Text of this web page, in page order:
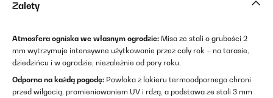
Zalety
Atmosfera ogniska we własnym ogrodzie: Misa ze stali o grubości 2
mm wytrzymuje intensywne użytkowanie przez cały rok – na tarasie,
dziedzińcu i w ogrodzie, niezależnie od pory roku.
Odporna na każdą pogodę: Powłoka z lakieru termoodpornego chroni
przed wilgocią, promieniowaniem UV i rdzą, a podstawa ze stali 3 mm